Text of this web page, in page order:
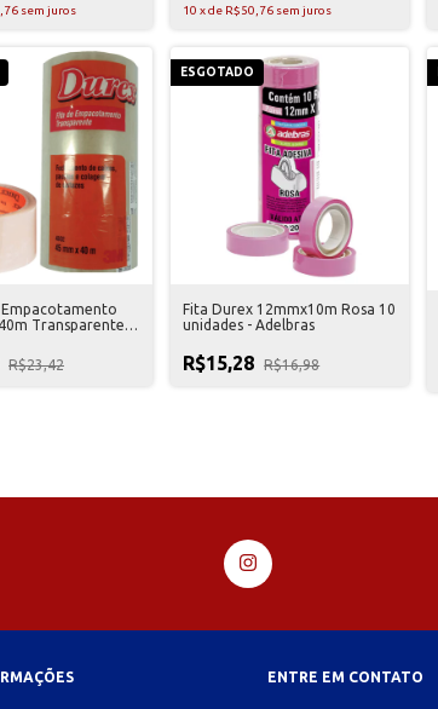
sem juros 10 xde R$50,76 sem juros
Transparente -
R$23,42
ESGOTADO
Fita Durex 12mmx10m Rosa 10
unidades - Adelbras
R$15,28 R$16,98
ENTRE EM CONTATO